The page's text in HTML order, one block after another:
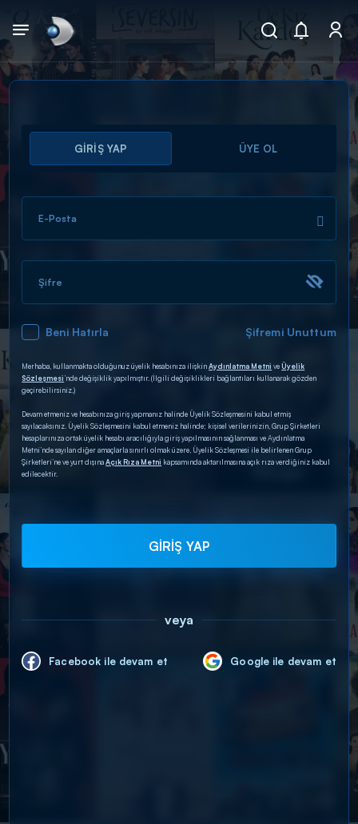
Arama
ARAMA SONUÇLARI
DİĞER SONUÇLAR
GİRİŞ YAP ÜYE OL
E-Posta
Şifre
Beni Hatırla Şifremi Unuttum
Merhaba, kullanmakta olduğunuz üyelik hesabınıza ilişkinAydınlatma Metni veÜyelik
Sözleşmesi’nde değişiklik yapılmıştır. (İlgili değişiklikleri bağlantıları kullanarak gözden
geçirebilirsiniz.)
Devam etmeniz ve hesabınıza giriş yapmanız halinde Üyelik Sözleşmesini kabul etmiş
sayılacaksınız. Üyelik Sözleşmesini kabul etmeniz halinde; kişisel verilerinizin, Grup Şirketleri
hesaplarınıza ortak üyelik hesabı aracılığıyla giriş yapılmasının sağlanması ve Aydınlatma
Metni’nde sayılan diğer amaçlarla sınırlı olmak üzere, Üyelik Sözleşmesi ile belirlenen Grup
Şirketleri’ne ve yurt dışınaAçık Rıza Metni kapsamında aktarılmasına açık rıza verdiğiniz kabul
edilecektir.
GİRİŞ YAP
veya
Facebook ile devam et Google ile devam et